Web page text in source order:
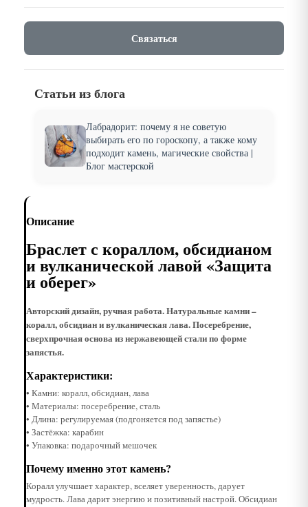
Связаться
Статьи из блога
Лабрадорит: почему я не советую
выбирать его по гороскопу, а также кому
подходит камень, магические свойства |
Блог мастерской
Описание
Браслет с кораллом, обсидианом
и вулканической лавой «Защита
и оберег»
Авторский дизайн, ручная работа. Натуральные камни –
коралл, обсидиан и вулканическая лава. Посеребрение,
сверхпрочная основа из нержавеющей стали по форме
запястья.
Характеристики:
• Камни: коралл, обсидиан, лава
• Материалы: посеребрение, сталь
• Длина: регулируемая (подгоняется под запястье)
• Застёжка: карабин
• Упаковка: подарочный мешочек
Почему именно этот камень?
Коралл улучшает характер, вселяет уверенность, дарует
мудрость. Лава дарит энергию и позитивный настрой. Обсидиан